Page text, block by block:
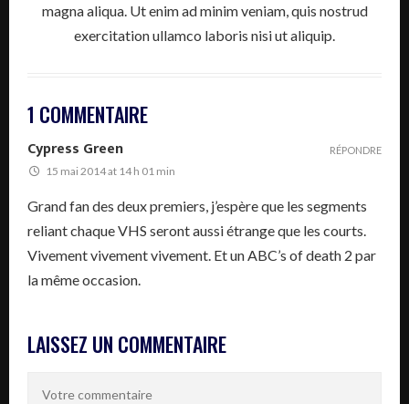
magna aliqua. Ut enim ad minim veniam, quis nostrud
exercitation ullamco laboris nisi ut aliquip.
1 COMMENTAIRE
Cypress Green
15 mai 2014 at 14 h 01 min
Grand fan des deux premiers, j’espère que les segments
reliant chaque VHS seront aussi étrange que les courts.
Vivement vivement vivement. Et un ABC’s of death 2 par
la même occasion.
RÉPONDRE
LAISSEZ UN COMMENTAIRE